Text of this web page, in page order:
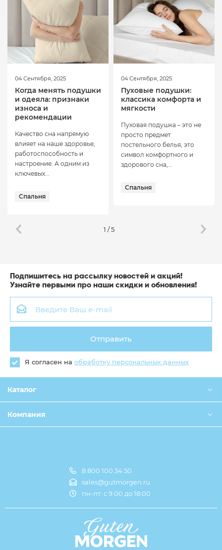
Оплата и доставка
04 Сентября, 2025
Когда менять подушки
и одеяла: признаки
износа и
рекомендации
Качество сна напрямую
влияет на наше здоровье,
работоспособность и
настроение. А одним из
ключевых...
Спальня
04 Сентября, 2025
Пуховые подушки:
классика комфорта и
мягкости
Пуховая подушка – это не
просто предмет
постельного белья, это
символ комфортного и
здорового сна,...
Спальня
1 /5
Подпишитесь на рассылку новостей и акций!
Узнайте первыми про наши скидки и обновления!
Отправить
Я согласен на обработку персональных данных
Каталог
Компания
8 800 100 34 50
sales@gutmorgen.ru
пн-пт: с 9:00 до 18:00